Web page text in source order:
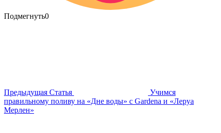
Подмегнуть0
Предыдущая Статья
Учимся
правильному поливу на «Дне воды» с Gardena и «Леруа
Мерлен»